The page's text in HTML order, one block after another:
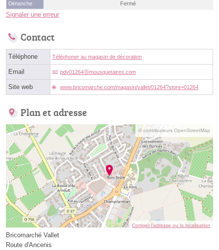
Dimanche
Fermé
Signaler une erreur
Contact
Téléphone Téléphoner au magasin de décoration
Email pdv01264ⓐmousquetaires.com
Site web www.bricomarche.com/magasin/vallet/01264?store=01264
Plan et adresse
© contributeurs OpenStreetMap
Corriger l’adresse ou la localisation
Bricomarché Vallet
Route d'Ancenis